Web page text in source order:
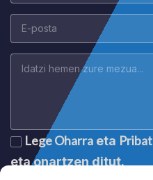
Lege Oharra eta
eta onartzen ditut.